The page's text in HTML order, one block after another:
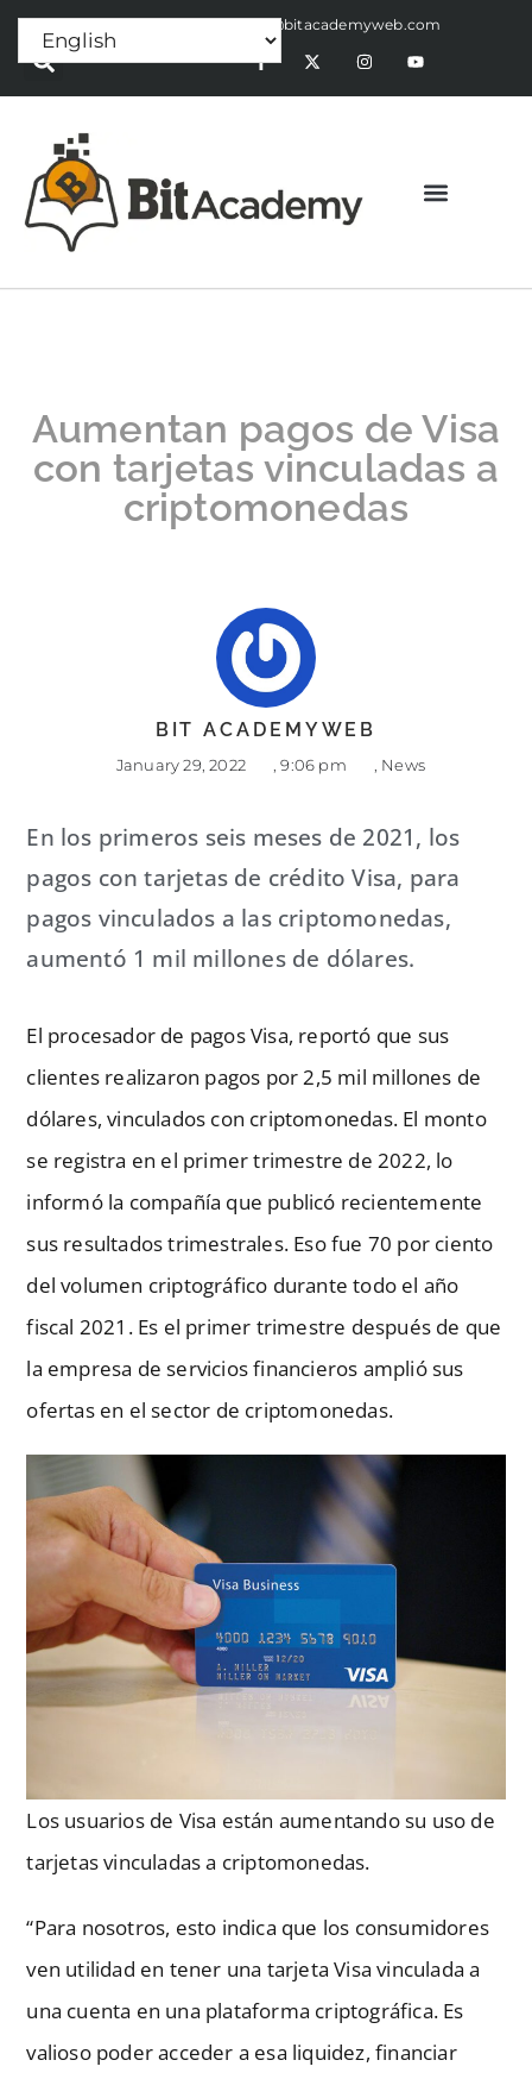
Press Release:alex@bitacademyweb.com
Aumentan pagos de Visa
con tarjetas vinculadas a
criptomonedas
BIT ACADEMYWEB
January 29, 2022 9:06 pm News
En los primeros seis meses de 2021, los
pagos con tarjetas de crédito Visa, para
pagos vinculados a las criptomonedas,
aumentó 1 mil millones de dólares.
El procesador de pagos Visa, reportó que sus
clientes realizaron pagos por 2,5 mil millones de
dólares, vinculados con criptomonedas. El monto
se registra en el primer trimestre de 2022, lo
informó la compañía que publicó recientemente
sus resultados trimestrales. Eso fue 70 por ciento
del volumen criptográfico durante todo el año
fiscal 2021. Es el primer trimestre después de que
la empresa de servicios financieros amplió sus
ofertas en el sector de criptomonedas.
Los usuarios de Visa están aumentando su uso de
tarjetas vinculadas a criptomonedas.
“Para nosotros, esto indica que los consumidores
ven utilidad en tener una tarjeta Visa vinculada a
una cuenta en una plataforma criptográfica. Es
valioso poder acceder a esa liquidez, financiar